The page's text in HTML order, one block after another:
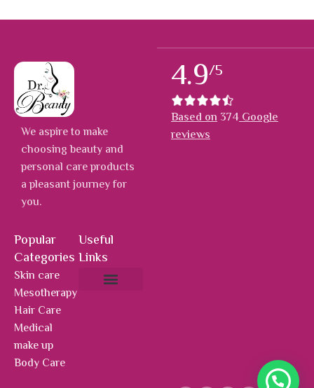
We aspire to make
choosing beauty and
personal care products
a pleasant journey for
you.
Popular
Categories
Skin care
Mesotherapy
Hair Care
Medical
make up
Body Care
Useful
Links
4.9/5
Based on 374Google
reviews